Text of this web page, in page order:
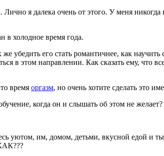
я далека очень от этого. У меня
в холодное время года.
убедить его стать романтичнее, как
в этом направлении. Как сказать ему,
время оргазм, но очень хотите сделать это
когда он и слышать об этом не желает?
уютом, им, домом, детьми, вкусной едой и